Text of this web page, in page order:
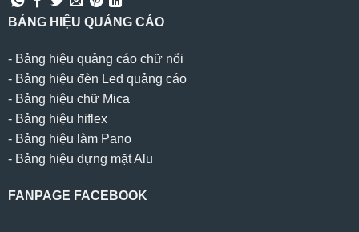
BẢNG HIỆU QUẢNG CÁO
- Bảng hiệu quảng cáo chữ nổi
- Bảng hiệu đèn Led quảng cáo
- Bảng hiệu chữ Mica
- Bảng hiệu hiflex
- Bảng hiệu làm Pano
- Bảng hiệu dựng mặt Alu
FANPAGE FACEBOOK